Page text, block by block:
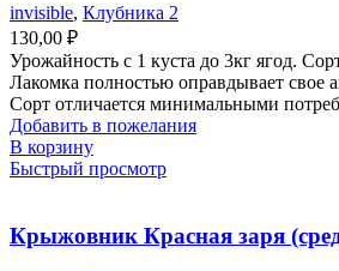
invisible, Клубника 2
130,00 ₽
Урожайность с 1 куста до 3кг ягод.
Лакомка полностью оправдывает свое
Сорт отличается минимальными
Добавить в пожелания
В корзину
Быстрый просмотр
Крыжовник Красная заря